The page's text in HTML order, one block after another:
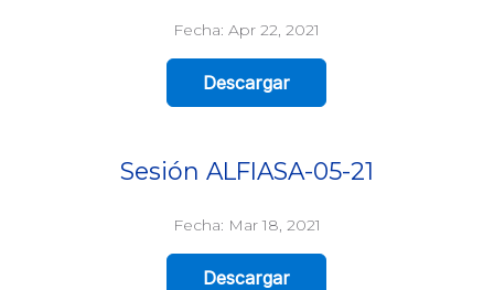
Fecha: Apr 22, 2021
Descargar
Sesión ALFIASA-05-21
Fecha: Mar 18, 2021
Descargar